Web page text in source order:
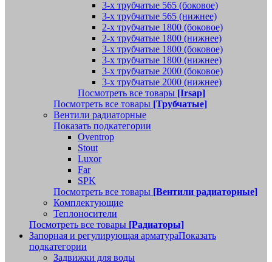
3-х трубчатые 565 (боковое)
3-х трубчатые 565 (нижнее)
2-х трубчатые 1800 (боковое)
2-х трубчатые 1800 (нижнее)
3-х трубчатые 1800 (боковое)
3-х трубчатые 1800 (нижнее)
3-х трубчатые 2000 (боковое)
3-х трубчатые 2000 (нижнее)
Посмотреть все товары [Irsap]
Посмотреть все товары [Трубчатые]
Вентили радиаторные
Показать подкатегории
Oventrop
Stout
Luxor
Far
SPK
Посмотреть все товары [Вентили радиаторные]
Комплектующие
Теплоносители
Посмотреть все товары [Радиаторы]
Запорная и регулирующая арматураПоказать
подкатегории
Задвижки для воды